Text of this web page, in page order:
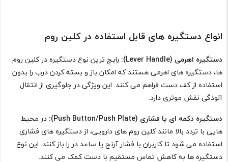
انواع دستگیره های قابل استفاده در کلین روم
دستگیره اهرمی (Lever Handle):
رایج ترین نوع دستگیره در کلین روم
ها، دستگیره های اهرمی هستند که امکان باز و بسته کردن درب را بدون
استفاده از کف دست فراهم می کنند. این ویژگی در جلوگیری از انتقال
آلودگی نقش موثری دارد.
دستگیره دکمه ای یا فشاری (Push Button/Push Plate):
در محیط
هایی با تردد بالا مانند کلین روم های دارویی، از دستگیره های فشاری
استفاده می شود تا کاربران با فشار آرنج یا ساعد در را باز کنند. این نوع
دستگیره ها به کاهش تماس مستقیم با دست کمک می کنند.